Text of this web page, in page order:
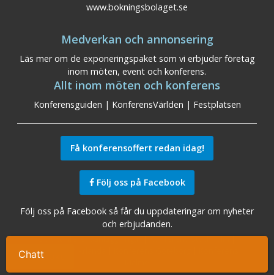
Ta kontakt
www.bokningsbolaget.se
Medverkan och annonsering
Läs mer om de exponeringspaket som vi erbjuder företag
inom möten, event och konferens.
Allt inom möten och konferens
Konferensguiden | KonferensVärlden | Festplatsen
Få konferensoffert redan idag!
Följ oss på Facebook
Följ oss på Facebook så får du uppdateringar om nyheter
och erbjudanden.
Sök konferensanläggningar|Konferens Stockholm|
Konferens Arlanda
Chatt